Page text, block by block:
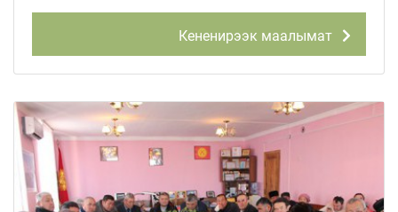
Кененирээк маалымат